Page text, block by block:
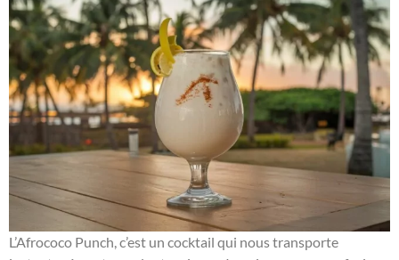
L’Afrococo Punch, c’est un cocktail qui nous transporte